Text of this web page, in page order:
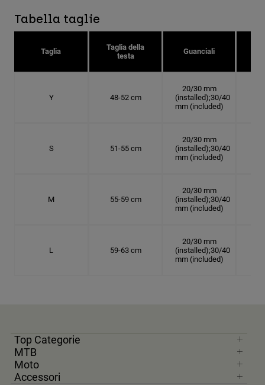
Tabella taglie
Taglia
Taglia della
testa
Guanciali
Y 48-52 cm
20/30 mm
(installed);30/40
mm (included)
S 51-55 cm
20/30 mm
(installed);30/40
mm (included)
M 55-59 cm
20/30 mm
(installed);30/40
mm (included)
L 59-63 cm
20/30 mm
(installed);30/40
mm (included)
Top Categorie
MTB
Moto
Accessori